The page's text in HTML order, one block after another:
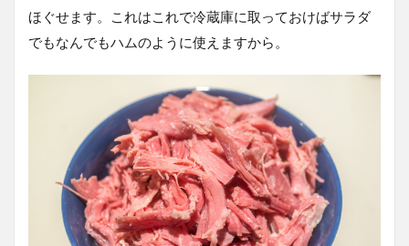
ほぐせます。これはこれで冷蔵庫に取っておけばサラダ
でもなんでもハムのように使えますから。